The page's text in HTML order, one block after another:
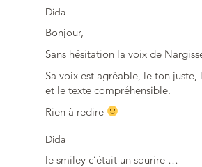
Dida
Bonjour,
Sans hésitation la voix de
Sa voix est agréable, le ton
et le texte compréhensible.
Rien à redire
Dida
le smiley c’était un sourire …